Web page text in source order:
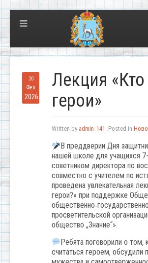
20
Фев
2026
Лекция «Кто
герои»
Written by admin_141 . Posted in
В преддверии Дня
нашей школе для учащихся
советником директора по
совместно с учителем по
проведена увлекательная
герои?» при поддержке
просветительской
общество „Знание“».
Ребята поговорили о том,
считаться героем, обсудили